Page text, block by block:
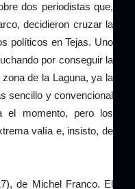
dos periodistas que,
decidieron cruzar la
políticos en Tejas. Uno
por conseguir la
de la Laguna, ya la
sencillo y convencional
el momento, pero los
valía e, insisto, de
de Michel Franco. El